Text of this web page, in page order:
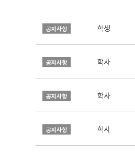
공지사항 학생
공지사항 학사
공지사항 학사
공지사항 학사